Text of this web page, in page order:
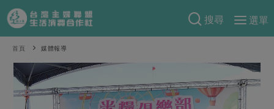
搜尋
選單
產品分類
當季蔬果
一籃菜 當令水果
食譜料理
食材特別企畫
首頁 媒體報導